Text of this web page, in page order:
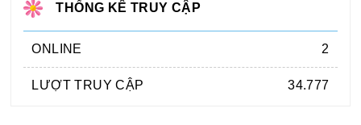
THỐNG KÊ TRUY CẬP
ONLINE 2
LƯỢT TRUY CẬP 34.777